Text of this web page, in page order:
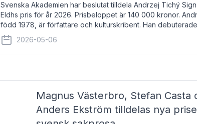
Svenska Akademien har beslutat tilldela Andrzej Tichý
Eldhs pris för år 2026. Prisbeloppet är 140 000 kronor.
född 1978, är författare och kulturskribent. Han
den lovordade romanen Sex liter l
2026-05-06
Magnus Västerbro, Stefan Casta
Anders Ekström tilldelas nya